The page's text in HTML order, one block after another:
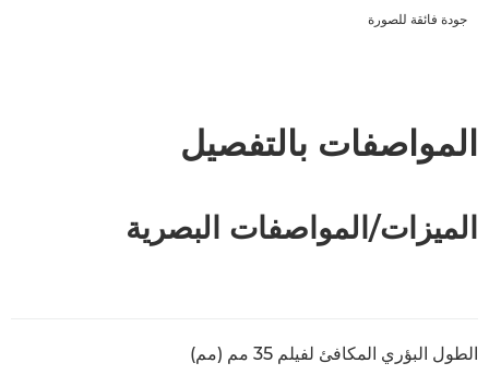
جودة فائقة للصورة
المواصفات بالتفصيل
الميزات/المواصفات البصرية
الطول البؤري المكافئ لفيلم 35 مم (مم)